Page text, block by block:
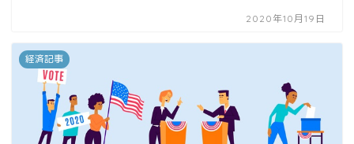
2020年10月19日
経済記事